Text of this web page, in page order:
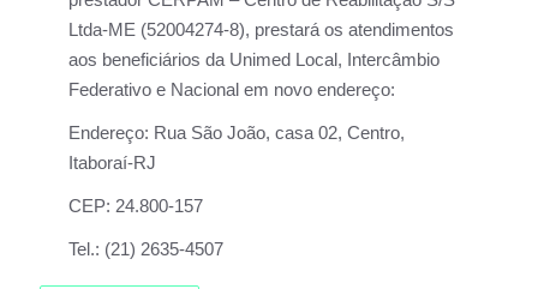
Ltda-ME (52004274-8), prestará os atendimentos
aos beneficiários da Unimed Local, Intercâmbio
Federativo e Nacional em novo endereço:
Endereço: Rua São João, casa 02, Centro,
Itaboraí-RJ
CEP: 24.800-157
Tel.: (21) 2635-4507